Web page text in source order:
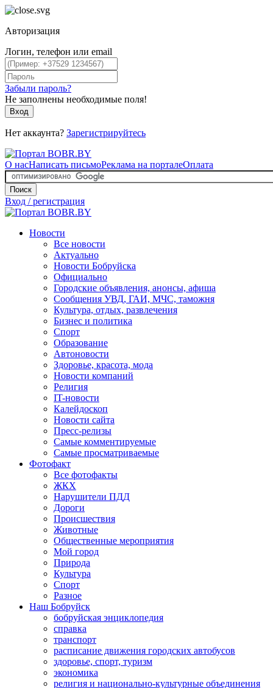
Авторизация
Логин, телефон или email
Забыли пароль?
Не заполнены необходимые поля!
Вход
Нет аккаунта? Зарегистрируйтесь
О насНаписать письмоРеклама на порталеОплата
Поиск
Вход / регистрация
Новости
Все новости
Актуально
Новости Бобруйска
Официально
Городские объявления, анонсы, афиша
Сообщения УВД, ГАИ, МЧС, таможня
Культура, отдых, развлечения
Бизнес и политика
Спорт
Образование
Автоновости
Здоровье, красота, мода
Новости компаний
Религия
IT-новости
Калейдоскоп
Новости сайта
Пресс-релизы
Самые комментируемые
Самые просматриваемые
Фотофакт
Все фотофакты
ЖКХ
Нарушители ПДД
Дороги
Происшествия
Животные
Общественные мероприятия
Мой город
Природа
Культура
Спорт
Разное
Наш Бобруйск
бобруйская энциклопедия
справка
транспорт
расписание движения городских автобусов
здоровье, спорт, туризм
экономика
религия и национально-культурные объединения